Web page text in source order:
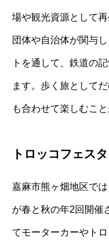
場や観光資源として
団体や自治体が関与
トを通して、鉄道の
ます。歩く旅として
も合わせて楽しむこと
トロッコフェス
嘉麻市熊ヶ畑地区で
が春と秋の年2回開催
てモーターカーやト